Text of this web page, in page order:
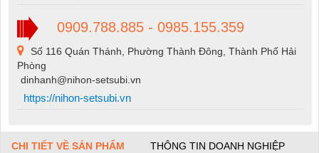
0909.788.885 - 0985.155.359
Số 116 Quán Thánh, Phường Thành Đông, Thành Phố Hải
Phòng
dinhanh@nihon-setsubi.vn
https://nihon-setsubi.vn
CHI TIẾT VỀ SẢN PHẨM THÔNG TIN DOANH NGHIỆP